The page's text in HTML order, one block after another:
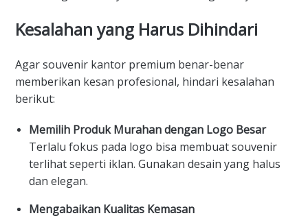
Kesalahan yang Harus Dihindari
Agar souvenir kantor premium benar-benar
memberikan kesan profesional, hindari kesalahan
berikut:
Memilih Produk Murahan dengan Logo Besar
Terlalu fokus pada logo bisa membuat souvenir
terlihat seperti iklan. Gunakan desain yang halus
dan elegan.
Mengabaikan Kualitas Kemasan